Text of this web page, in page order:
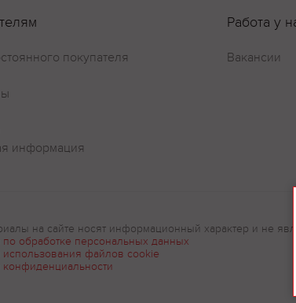
покупателя
информация
Работа у
Вакансии
на сайте носят информационный характер и не
по обработке персональных данных
использования файлов cookie
конфиденциальности